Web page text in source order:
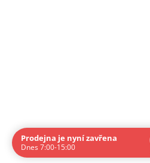
Prodejna je nyní zavřena
Dnes 7:00-15:00
Navštivte nás osobně
Čas